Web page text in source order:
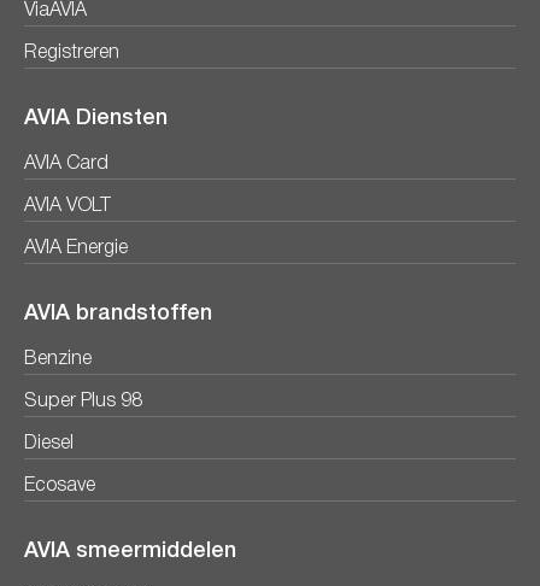
ViaAVIA
Registreren
AVIA Diensten
AVIA Card
AVIA VOLT
AVIA Energie
AVIA brandstoffen
Benzine
Super Plus 98
Diesel
Ecosave
AVIA smeermiddelen